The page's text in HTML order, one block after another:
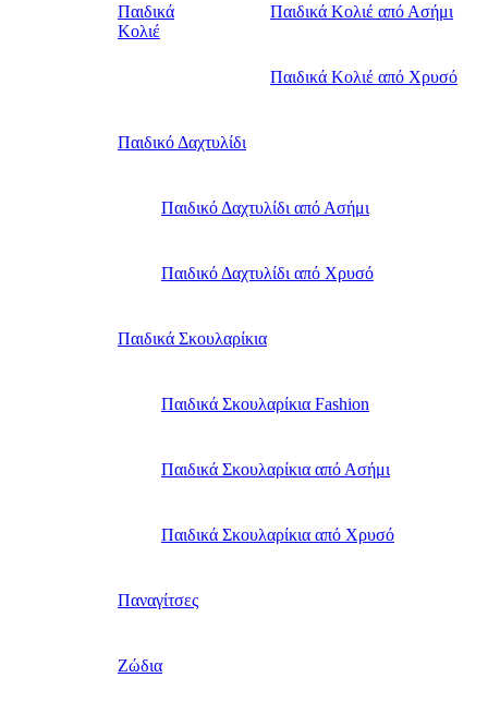
Παιδικά
Κολιέ
Παιδικά Κολιέ από Ασήμι
Παιδικά Κολιέ από Χρυσό
Παιδικό Δαχτυλίδι
Παιδικό Δαχτυλίδι από Ασήμι
Παιδικό Δαχτυλίδι από Χρυσό
Παιδικά Σκουλαρίκια
Παιδικά Σκουλαρίκια Fashion
Παιδικά Σκουλαρίκια από Ασήμι
Παιδικά Σκουλαρίκια από Χρυσό
Παναγίτσες
Ζώδια